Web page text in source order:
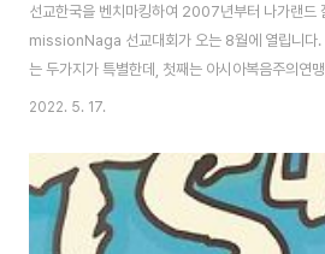
선교한국을 벤치마킹하여 2007년부터 나가랜드
missionNaga 선교대회가 오는 8월에 열립니
는 두가지가 특별한데, 첫째는 아시아복음주의연
에서 코호스트로 참여하여 나가랜드를넘어 아시아
로 함께 Hybrid 프로그램으로 진행합니다. 주님
2022. 5. 17.